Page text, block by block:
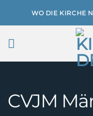
WO DIE KIRCHE
CVJM